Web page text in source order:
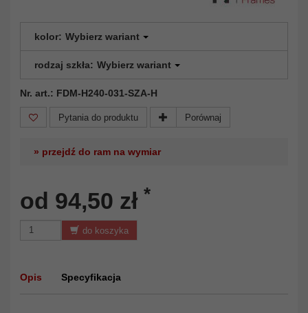
kolor: Wybierz wariant
rodzaj szkła: Wybierz wariant
Nr. art.: FDM-H240-031-SZA-H
Pytania do produktu Porównaj
» przejdź do ram na wymiar
od 94,50 zł *
do koszyka
Opis Specyfikacja